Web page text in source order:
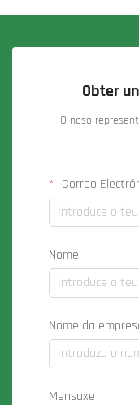
Obter
O noso
Correo
Nome
Nome da
Mensaxe